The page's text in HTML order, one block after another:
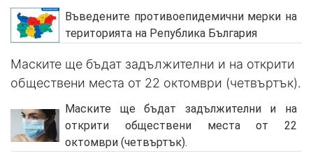
Въведените противоепидемични мерки на
територията на Република България
Маските ще бъдат задължителни и на открити
обществени места от 22 октомври (четвъртък).
Маските ще бъдат задължителни и на
открити обществени места от 22
октомври (четвъртък).